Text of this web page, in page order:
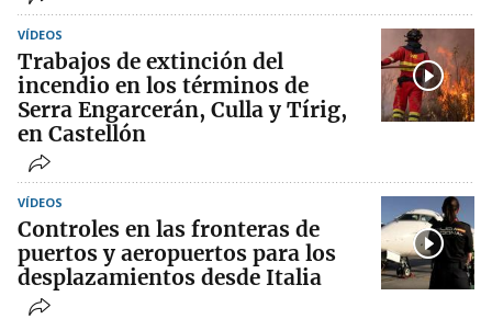
VÍDEOS
Trabajos de extinción del
incendio en los términos de
Serra Engarcerán, Culla y Tírig,
en Castellón
VÍDEOS
Controles en las fronteras de
puertos y aeropuertos para los
desplazamientos desde Italia